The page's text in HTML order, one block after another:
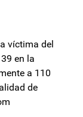
víctima del
en la
a 110
de